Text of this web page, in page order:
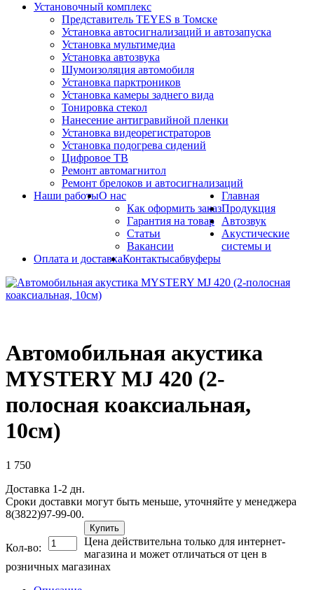
Установочный комплекс
Представитель TEYES в Томске
Установка автосигнализаций и автозапуска
Установка мультимедиа
Установка автозвука
Шумоизоляция автомобиля
Установка парктроников
Установка камеры заднего вида
Тонировка стекол
Нанесение антигравийной пленки
Установка видеорегистраторов
Установка подогрева сидений
Цифровое ТВ
Ремонт автомагнитол
Ремонт брелоков и автосигнализаций
Наши работыО нас
Как оформить заказ
Гарантия на товар
Статьи
Вакансии
Оплата и доставкаКонтакты
Главная
Продукция
Автозвук
Акустические
системы и
сабвуферы
Автомобильная акустика
MYSTERY MJ 420 (2-
полосная коаксиальная,
10см)
1 750
Доставка 1-2 дн.
Сроки доставки могут быть меньше, уточняйте у менеджера
8(3822)97-99-00.
Кол-во:
Купить
Цена действительна только для интернет-
магазина и может отличаться от цен в
розничных магазинах